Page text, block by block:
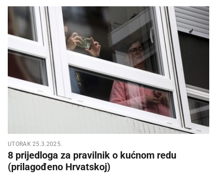
UTORAK 25.3.2025.
8 prijedloga za pravilnik o kućnom redu
(prilagođeno Hrvatskoj)